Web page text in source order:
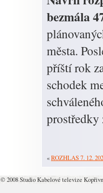
bezmála
města.
příští rok
schodek
prostředky
«ROZHLAS 7. 12.
© 2008 Studio Kabelové televize